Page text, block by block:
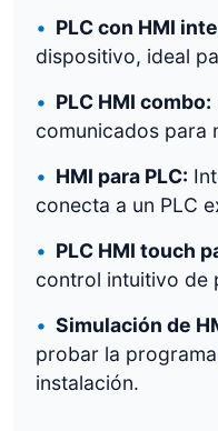
PLC con HMI
dispositivo, ideal
PLC HMI combo:
comunicados para
HMI para PLC:
conecta a un PLC
PLC HMI touch
control intuitivo de
Simulación de
probar la
instalación.